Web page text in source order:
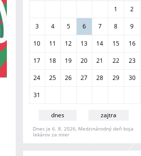
1 2
3 4 5 6 7 8 9
10 11 12 13 14 15 16
17 18 19 20 21 22 23
24 25 26 27 28 29 30
31
dnes zajtra
Dnes je 6. 8. 2026, Medzinárodný deň boja
lekárov za mier